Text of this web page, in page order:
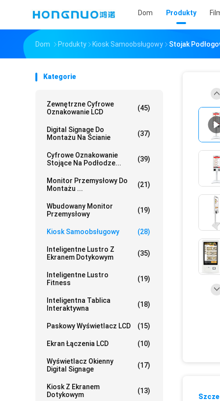
Dom Produkty
Dom Produkty Kiosk Samoobsługowy Stojak
Kategorie
Zewnętrzne Cyfrowe
Oznakowanie LCD
(45)
Digital Signage Do
Montażu Na Ścianie
(37)
Cyfrowe Oznakowanie
Stojące Na Podłodze...
(39)
Monitor Przemysłowy Do
Montażu ...
(21)
Wbudowany Monitor
Przemysłowy
(19)
Kiosk Samoobsługowy (28)
Inteligentne Lustro Z
Ekranem Dotykowym
(35)
Inteligentne Lustro
Fitness
(19)
Inteligentna Tablica
Interaktywna
(18)
Paskowy Wyświetlacz LCD (15)
Ekran Łączenia LCD (10)
Wyświetlacz Okienny
Digital Signage
(17)
Kiosk Z Ekranem
Dotykowym
(13)